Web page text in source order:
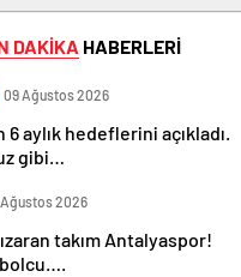
DAKİKA HABERLERİ
09 Ağustos 2026
aylık hedeflerini açıkladı.
gibi…
2026
takım Antalyaspor!